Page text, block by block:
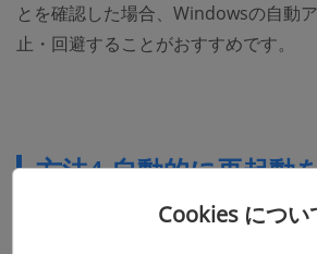
とを確認した場合、Windowsの自動
止・回避することがおすすめです。
方法4.自動的に再起動
Cookies につい